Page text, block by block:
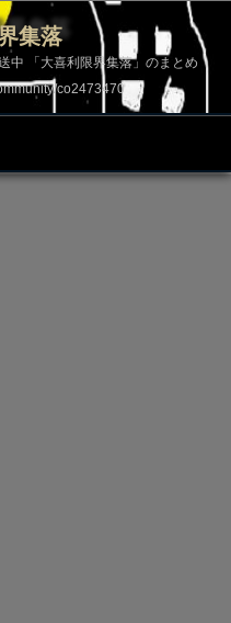
集落
中 「大喜利限界集落」のまとめ
co2473470